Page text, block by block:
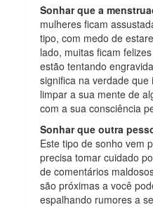
Sonhar que a
mulheres ficam
tipo, com medo de
lado, muitas ficam
estão tentando
significa na verdade
limpar a sua mente de
com a sua consciência
Sonhar que outra
Este tipo de sonho vem
precisa tomar cuidado
de comentários
são próximas a você
espalhando rumores a